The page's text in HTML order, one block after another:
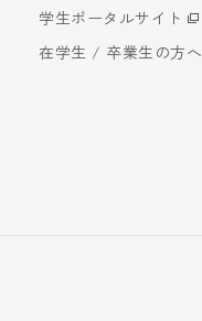
学生ポータルサイト
在学生 / 卒業生の方へ